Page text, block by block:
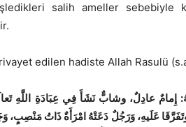
salih ameller sebebiyle
edilen hadiste Allah Rasulü
إِمامٌ عادِلٌ، وشابٌّ نَشَأَ فِي عِبَادَةِ اللَّهِ
عَلَيهِ، وَرَجُلٌ دَعَتْهُ امْرَأَةٌ ذَاتُ مَنْصِبٍ،